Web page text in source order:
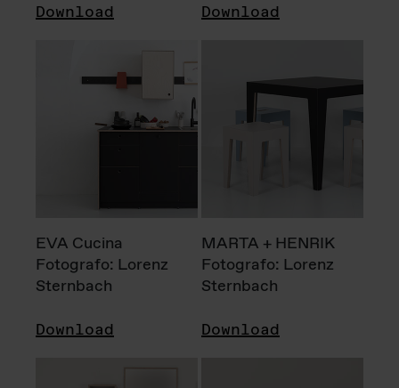
Download Download
EVA Cucina
Fotografo: Lorenz
Sternbach
Download
MARTA + HENRIK
Fotografo: Lorenz
Sternbach
Download